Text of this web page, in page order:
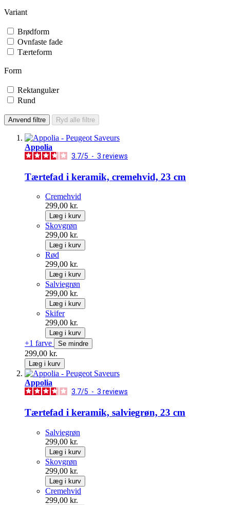
Variant
Brødform
Ovnfaste fade
Tærteform
Form
Rektangulær
Rund
Anvend filtre Ryd alle filtre
Appolia
3.7/5 - 3 reviews
Tærtefad i keramik, cremehvid, 23 cm
Cremehvid
299,00 kr.
Læg i kurv
Skovgrøn
299,00 kr.
Læg i kurv
Rød
299,00 kr.
Læg i kurv
Salviegrøn
299,00 kr.
Læg i kurv
Skifer
299,00 kr.
Læg i kurv
+1 farve Se mindre
299,00 kr.
Læg i kurv
Appolia
3.7/5 - 3 reviews
Tærtefad i keramik, salviegrøn, 23 cm
Salviegrøn
299,00 kr.
Læg i kurv
Skovgrøn
299,00 kr.
Læg i kurv
Cremehvid
299,00 kr.